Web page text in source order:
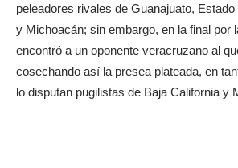
peleadores rivales de Guanajuato,
y Michoacán; sin embargo, en la final por
encontró a un oponente veracruzano al
cosechando así la presea plateada, en
lo disputan pugilistas de Baja California y